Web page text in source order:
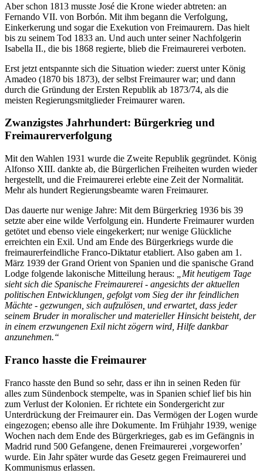
Aber schon 1813 musste José die Krone wieder abtreten: an
Fernando VII. von Borbón. Mit ihm begann die Verfolgung,
Einkerkerung und sogar die Exekution von Freimaurern. Das hielt
bis zu seinem Tod 1833 an. Und auch unter seiner Nachfolgerin
Isabella II., die bis 1868 regierte, blieb die Freimaurerei verboten.
Erst jetzt entspannte sich die Situation wieder: zuerst unter König
Amadeo (1870 bis 1873), der selbst Freimaurer war; und dann
durch die Gründung der Ersten Republik ab 1873/74, als die
meisten Regierungsmitglieder Freimaurer waren.
Zwanzigstes Jahrhundert: Bürgerkrieg und
Freimaurerverfolgung
Mit den Wahlen 1931 wurde die Zweite Republik gegründet. König
Alfonso XIII. dankte ab, die Bürgerlichen Freiheiten wurden wieder
hergestellt, und die Freimaurerei erlebte eine Zeit der Normalität.
Mehr als hundert Regierungsbeamte waren Freimaurer.
Das dauerte nur wenige Jahre: Mit dem Bürgerkrieg 1936 bis 39
setzte aber eine wilde Verfolgung ein. Hunderte Freimaurer wurden
getötet und ebenso viele eingekerkert; nur wenige Glückliche
erreichten ein Exil. Und am Ende des Bürgerkriegs wurde die
freimaurerfeindliche Franco-Diktatur etabliert. Also gaben am 1.
März 1939 der Grand Orient von Spanien und die spanische Grand
Lodge folgende lakonische Mitteilung heraus:
„Mit heutigem Tage
sieht sich die Spanische Freimaurerei - angesichts der aktuellen
politischen Entwicklungen, gefolgt vom Sieg der ihr feindlichen
Mächte - gezwungen, sich aufzulösen, und erwartet, dass jeder
seinem Bruder in moralischer und materieller Hinsicht beisteht, der
in einem erzwungenen Exil nicht zögern wird, Hilfe dankbar
anzunehmen.“
Franco hasste die Freimaurer
Franco hasste den Bund so sehr, dass er ihn in seinen Reden für
alles zum Sündenbock stempelte, was in Spanien schief lief bis hin
zum Verlust der Kolonien. Er richtete ein Sondergericht zur
Unterdrückung der Freimaurer ein. Das Vermögen der Logen wurde
eingezogen; ebenso alle ihre Dokumente. Im Frühjahr 1939, wenige
Wochen nach dem Ende des Bürgerkrieges, gab es im Gefängnis in
Madrid rund 500 Gefangene, denen Freimaurerei ‚vorgeworfen’
wurde. Ein Jahr später wurde das Gesetz gegen Freimaurerei und
Kommunismus erlassen.